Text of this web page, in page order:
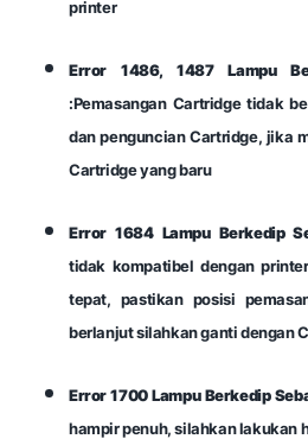
printer
Error 1486, 1487 Lampu
:Pemasangan Cartridge tidak
dan penguncian Cartridge, jika
Cartridge yang baru
Error 1684 Lampu Berkedip
tidak kompatibel dengan
tepat, pastikan posisi
berlanjut silahkan ganti dengan
Error 1700 Lampu Berkedip
hampir penuh, silahkan lakukan